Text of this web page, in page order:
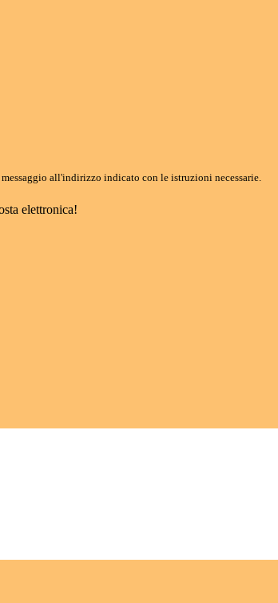
all'indirizzo indicato con le istruzioni necessarie.
elettronica!